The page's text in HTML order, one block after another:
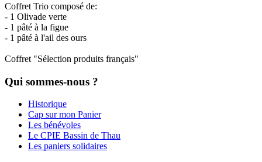
Coffret Trio composé de:
- 1 Olivade verte
- 1 pâté à la figue
- 1 pâté à l'ail des ours
Coffret "Sélection produits français"
Qui sommes-nous ?
Historique
Cap sur mon Panier
Les bénévoles
Le CPIE Bassin de Thau
Les paniers solidaires